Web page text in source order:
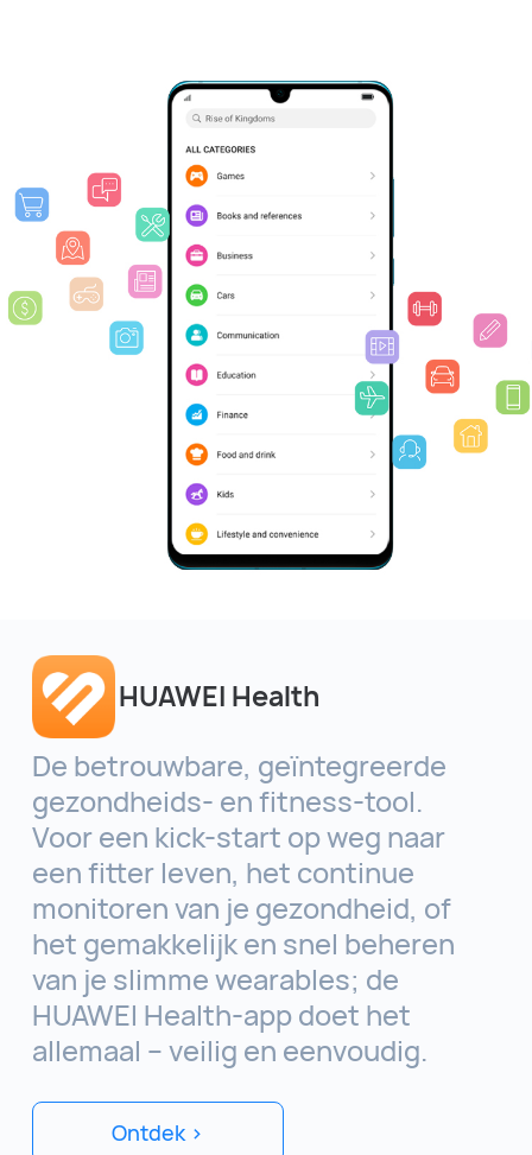
HUAWEI Health
De betrouwbare, geïntegreerde
gezondheids- en fitness-tool.
Voor een kick-start op weg naar
een fitter leven, het continue
monitoren van je gezondheid, of
het gemakkelijk en snel beheren
van je slimme wearables; de
HUAWEI Health-app doet het
allemaal – veilig en eenvoudig.
Ontdek >